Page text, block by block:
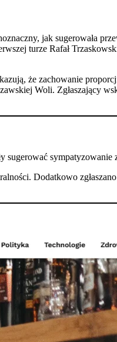
jak sugerowała
turze Rafał
że zachowanie
Woli. Zgłaszający
sugerować
Dodatkowo